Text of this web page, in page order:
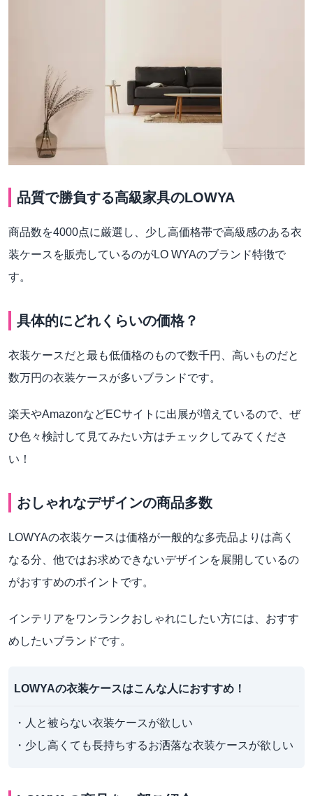
品質で勝負する高級家具のLOWYA
商品数を4000点に厳選し、少し高価格帯で高級感のある衣
装ケースを販売しているのがLO WYAのブランド特徴で
す。
具体的にどれくらいの価格？
衣装ケースだと最も低価格のもので数千円、高いものだと
数万円の衣装ケースが多いブランドです。
楽天やAmazonなどECサイトに出展が増えているので、ぜ
ひ色々検討して見てみたい方はチェックしてみてくださ
い！
おしゃれなデザインの商品多数
LOWYAの衣装ケースは価格が一般的な多売品よりは高く
なる分、他ではお求めできないデザインを展開しているの
がおすすめのポイントです。
インテリアをワンランクおしゃれにしたい方には、おすす
めしたいブランドです。
LOWYAの衣装ケースはこんな人におすすめ！
・人と被らない衣装ケースが欲しい
・少し高くても長持ちするお洒落な衣装ケースが欲しい